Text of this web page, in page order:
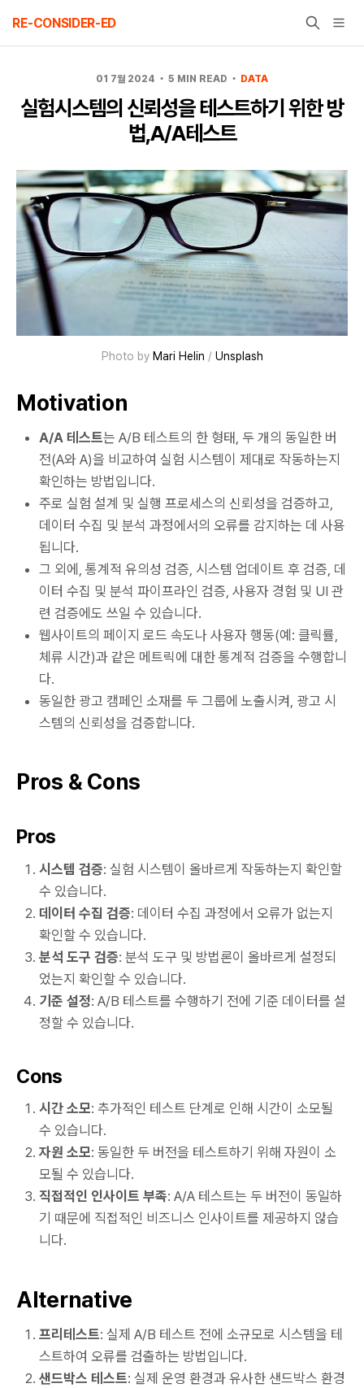
Skip
RE-CONSIDER-ED
01 7월 2024 5 MIN READ DATA
실험시스템의 신뢰성을 테스트하기 위한 방
법,A/A테스트
Photo by Mari Helin / Unsplash
Motivation
A/A 테스트는 A/B 테스트의 한 형태, 두 개의 동일한 버
전(A와 A)을 비교하여 실험 시스템이 제대로 작동하는지
확인하는 방법입니다.
주로 실험 설계 및 실행 프로세스의 신뢰성을 검증하고,
데이터 수집 및 분석 과정에서의 오류를 감지하는 데 사용
됩니다.
그 외에, 통계적 유의성 검증, 시스템 업데이트 후 검증, 데
이터 수집 및 분석 파이프라인 검증, 사용자 경험 및 UI 관
련 검증에도 쓰일 수 있습니다.
웹사이트의 페이지 로드 속도나 사용자 행동(예: 클릭률,
체류 시간)과 같은 메트릭에 대한 통계적 검증을 수행합니
다.
동일한 광고 캠페인 소재를 두 그룹에 노출시켜, 광고 시
스템의 신뢰성을 검증합니다.
Pros & Cons
Pros
시스템 검증: 실험 시스템이 올바르게 작동하는지 확인할
수 있습니다.
데이터 수집 검증: 데이터 수집 과정에서 오류가 없는지
확인할 수 있습니다.
분석 도구 검증: 분석 도구 및 방법론이 올바르게 설정되
었는지 확인할 수 있습니다.
기준 설정: A/B 테스트를 수행하기 전에 기준 데이터를 설
정할 수 있습니다.
Cons
시간 소모: 추가적인 테스트 단계로 인해 시간이 소모될
수 있습니다.
자원 소모: 동일한 두 버전을 테스트하기 위해 자원이 소
모될 수 있습니다.
직접적인 인사이트 부족: A/A 테스트는 두 버전이 동일하
기 때문에 직접적인 비즈니스 인사이트를 제공하지 않습
니다.
Alternative
프리테스트: 실제 A/B 테스트 전에 소규모로 시스템을 테
스트하여 오류를 검출하는 방법입니다.
샌드박스 테스트: 실제 운영 환경과 유사한 샌드박스 환경